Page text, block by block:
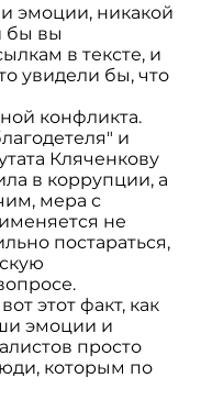
эмоции, никакой
бы вы
в тексте, и
увидели бы, что
конфликта.
и
Кляченкову
в коррупции, а
мера с
не
постараться,
этот факт, как
эмоции и
просто
которым по